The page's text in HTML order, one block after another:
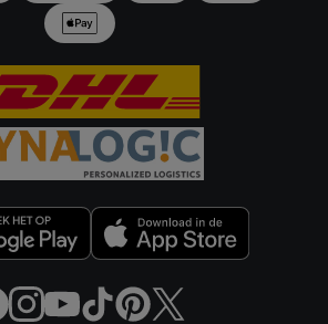
klikken, stem je in met alle verwerkingen
doeleinden. Meer informatie,
van de gegevens en je recht om
elk gewenst moment in te trekken, vind je
.Je vindt de impressum voor de Lidl
voor meer informatie over de cookies die